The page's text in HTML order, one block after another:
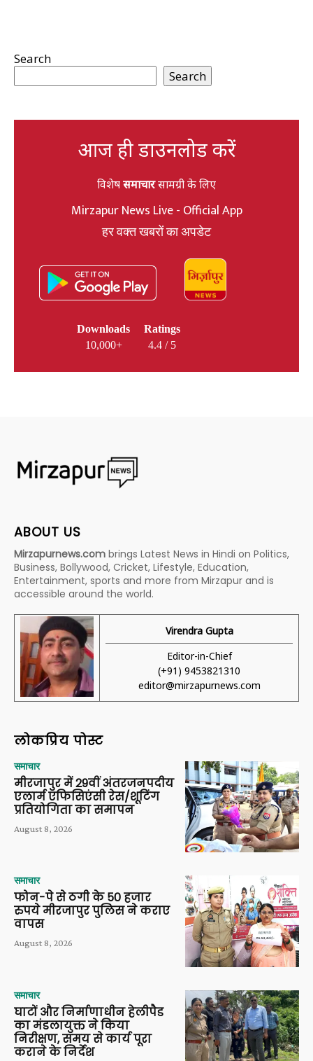
Search
Search
आज ही डाउनलोड करें
विशेषसमाचारसामग्री के लिए
Mirzapur News Live - Official App
हर वक्त खबरों का अपडेट
Downloads
10,000+
Ratings
4.4 / 5
ABOUT US
Mirzapurnews.com brings Latest News in Hindi on Politics,
Business, Bollywood, Cricket, Lifestyle, Education,
Entertainment, sports and more from Mirzapur and is
accessible around the world.
Virendra Gupta
Editor-in-Chief
(+91) 9453821310
editor@mirzapurnews.com
लोकप्रिय पोस्ट
समाचार
मीरजापुर में 29वीं अंतरजनपदीय
एलार्म एफिसिएंसी रेस/शूटिंग
प्रतियोगिता का समापन
August 8, 2026
समाचार
फोन-पे से ठगी के 50 हजार
रुपये मीरजापुर पुलिस ने कराए
वापस
August 8, 2026
समाचार
घाटों और निर्माणाधीन हेलीपैड
का मंडलायुक्त ने किया
निरीक्षण, समय से कार्य पूरा
कराने के निर्देश